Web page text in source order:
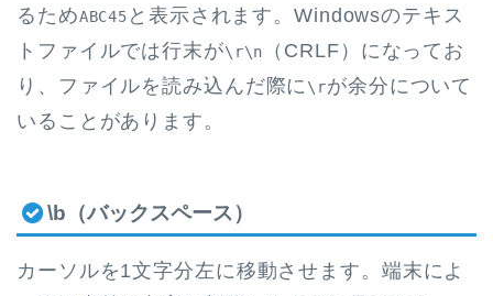
るためABC45 と表示されます。Windowsのテキス
トファイルでは行末が\r\n
（CRLF）になってお
り、ファイルを読み込んだ際に \rが余分について
いることがあります。
\b（バックスペース）
カーソルを1文字分左に移動させます。端末によ